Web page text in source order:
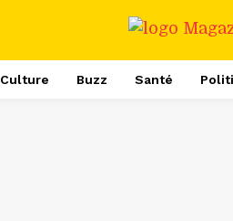
Culture Buzz Santé